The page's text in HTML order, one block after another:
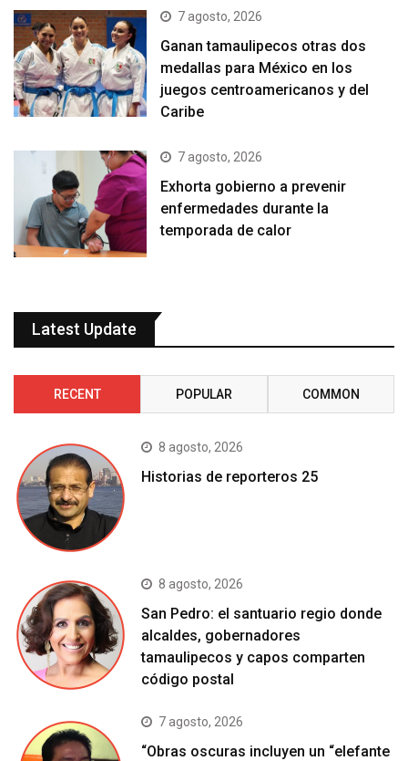
7 agosto, 2026
Ganan tamaulipecos otras dos
medallas para México en los
juegos centroamericanos y del
Caribe
7 agosto, 2026
Exhorta gobierno a prevenir
enfermedades durante la
temporada de calor
Latest Update
RECENT POPULAR COMMON
8 agosto, 2026
Historias de reporteros 25
8 agosto, 2026
San Pedro: el santuario regio donde
alcaldes, gobernadores
tamaulipecos y capos comparten
código postal
7 agosto, 2026
“Obras oscuras incluyen un “elefante